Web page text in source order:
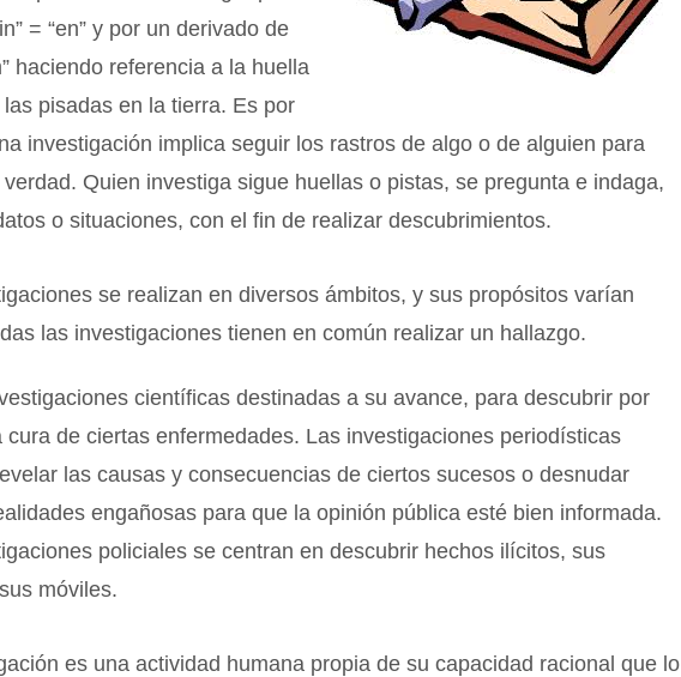
= “en” y por un derivado de
haciendo referencia a la huella
pisadas en la tierra. Es por
investigación implica seguir los rastros de algo o de alguien para
verdad. Quien investiga sigue huellas o pistas, se pregunta e indaga,
o situaciones, con el fin de realizar descubrimientos.
se realizan en diversos ámbitos, y sus propósitos varían
las investigaciones tienen en común realizar un hallazgo.
científicas destinadas a su avance, para descubrir por
cura de ciertas enfermedades. Las investigaciones periodísticas
las causas y consecuencias de ciertos sucesos o desnudar
engañosas para que la opinión pública esté bien informada.
policiales se centran en descubrir hechos ilícitos, sus
móviles.
es una actividad humana propia de su capacidad racional que lo